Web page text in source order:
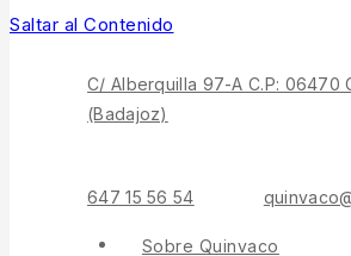
Saltar al Contenido
C/ Alberquilla 97-A C.P: 06470
(Badajoz)
647 15 56 54
Sobre Quinvaco